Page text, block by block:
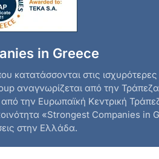
in Greece
κατατάσσονται στις
αναγνωρίζεται από την
την Ευρωπαϊκή Κεντρική
«Strongest Companies in
στην Ελλάδα.